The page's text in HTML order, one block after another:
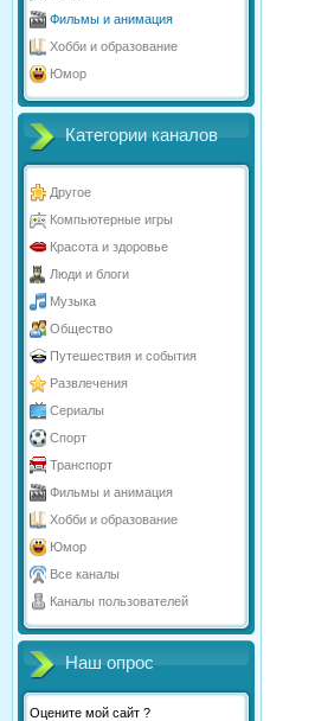
Фильмы и анимация
Хобби и образование
Юмор
Категории каналов
Другое
Компьютерные игры
Красота и здоровье
Люди и блоги
Музыка
Общество
Путешествия и события
Развлечения
Сериалы
Спорт
Транспорт
Фильмы и анимация
Хобби и образование
Юмор
Все каналы
Каналы пользователей
Наш опрос
Оцените мой сайт ?